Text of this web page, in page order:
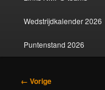
Wedstrijdkalender 2026
Puntenstand 2026
Afbeeldingsnavigatie
← Vorige